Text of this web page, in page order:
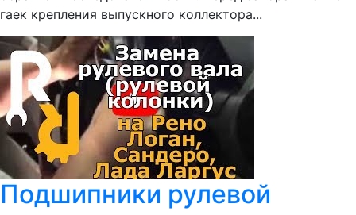
гаек крепления выпускного коллектора...
Подшипники рулевой